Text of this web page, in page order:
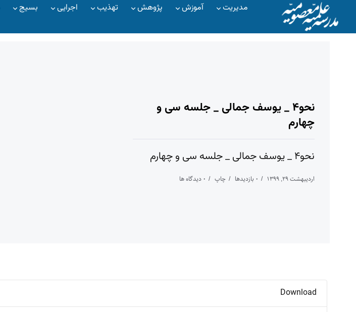
مدیریت آموزش پژوهش تهذیب اجرایی بسیج
نحو۴ _ یوسف جمالی _ جلسه سی و
چهارم
نحو۴ _ یوسف جمالی _ جلسه سی و چهارم
اردیبهشت ۲۹, ۱۳۹۹ ۰ بازدیدها چاپ ۰ دیدگاه ها
Download